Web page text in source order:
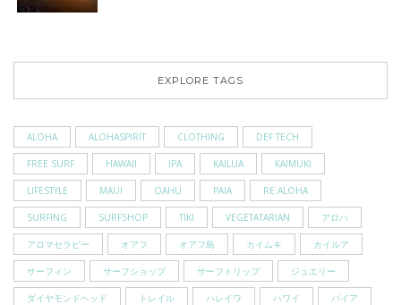
EXPLORE TAGS
ALOHA ALOHASPIRIT CLOTHING DEF TECH
FREE SURF HAWAII IPA KAILUA KAIMUKI
LIFESTYLE MAUI OAHU PAIA RE:ALOHA
SURFING SURFSHOP TIKI VEGETATARIAN アロハ
アロマセラピー オアフ オアフ島 カイムキ カイルア
サーフィン サーフショップ サーフトリップ ジュエリー
ダイヤモンドヘッド トレイル ハレイワ ハワイ パイア